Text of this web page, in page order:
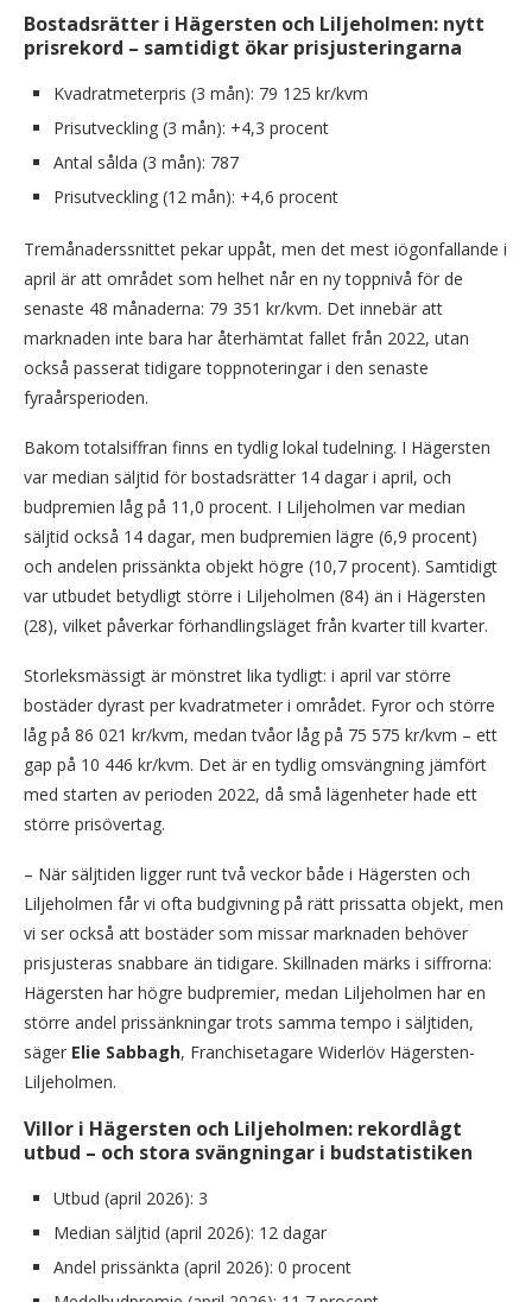
Bostadsrätter i Hägersten och Liljeholmen: nytt
prisrekord – samtidigt ökar prisjusteringarna
Kvadratmeterpris (3 mån): 79 125 kr/kvm
Prisutveckling (3 mån): +4,3 procent
Antal sålda (3 mån): 787
Prisutveckling (12 mån): +4,6 procent
Tremånaderssnittet pekar uppåt, men det mest iögonfallande i
april är att området som helhet når en ny toppnivå för de
senaste 48 månaderna: 79 351 kr/kvm. Det innebär att
marknaden inte bara har återhämtat fallet från 2022, utan
också passerat tidigare toppnoteringar i den senaste
fyraårsperioden.
Bakom totalsiffran finns en tydlig lokal tudelning. I Hägersten
var median säljtid för bostadsrätter 14 dagar i april, och
budpremien låg på 11,0 procent. I Liljeholmen var median
säljtid också 14 dagar, men budpremien lägre (6,9 procent)
och andelen prissänkta objekt högre (10,7 procent). Samtidigt
var utbudet betydligt större i Liljeholmen (84) än i Hägersten
(28), vilket påverkar förhandlingsläget från kvarter till kvarter.
Storleksmässigt är mönstret lika tydligt: i april var större
bostäder dyrast per kvadratmeter i området. Fyror och större
låg på 86 021 kr/kvm, medan tvåor låg på 75 575 kr/kvm – ett
gap på 10 446 kr/kvm. Det är en tydlig omsvängning jämfört
med starten av perioden 2022, då små lägenheter hade ett
större prisövertag.
– När sälj­tiden ligger runt två veckor både i Hägersten och
Liljeholmen får vi ofta budgivning på rätt prissatta objekt, men
vi ser också att bostäder som missar marknaden behöver
prisjusteras snabbare än tidigare. Skillnaden märks i siffrorna:
Hägersten har högre budpremier, medan Liljeholmen har en
större andel prissänkningar trots samma tempo i sälj­tiden,
säger Elie Sabbagh, Franchisetagare Widerlöv Hägersten-
Liljeholmen.
Villor i Hägersten och Liljeholmen: rekordlågt
utbud – och stora svängningar i budstatistiken
Utbud (april 2026): 3
Median säljtid (april 2026): 12 dagar
Andel prissänkta (april 2026): 0 procent